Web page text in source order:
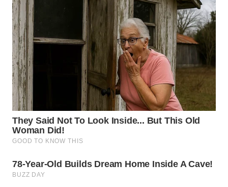
WN
NUSANTARA
WN
JOGJA
WN
JATIM
WN
BALI
WN
KALBAR